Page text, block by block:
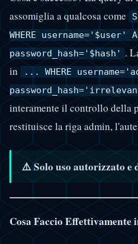
assomiglia a qualcosa come
WHERE username='$user'
password_hash='$hash' .
in
... WHERE
interamente il controllo della
restituisce la riga admin,
⚠️ Solo uso autorizzato e
Cosa Faccio Effettivamente